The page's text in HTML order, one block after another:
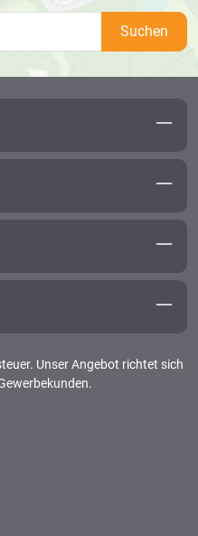
Suchen
Unser Angebot richtet sich